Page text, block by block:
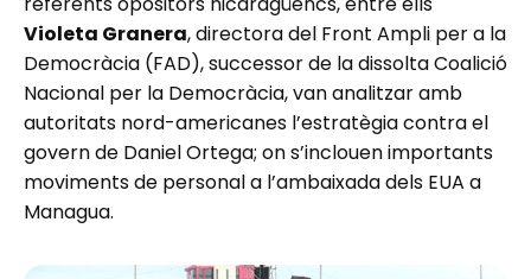
Violeta Granera, directora del Front Ampli per a la
Democràcia (FAD), successor de la dissolta Coalició
Nacional per la Democràcia, van analitzar amb
autoritats nord-americanes l’estratègia contra el
govern de Daniel Ortega; on s’inclouen importants
moviments de personal a l’ambaixada dels EUA a
Managua.